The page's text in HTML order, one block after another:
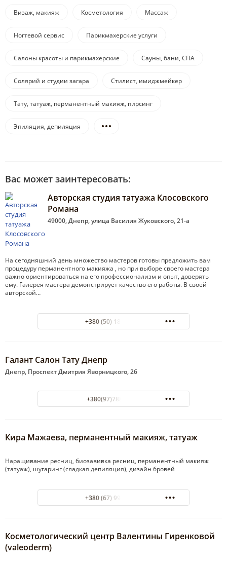
Визаж, макияж Косметология Массаж
Ногтевой сервис Парикмахерские услуги
Салоны красоты и парикмахерские Сауны, бани, СПА
Солярий и студии загара Стилист, имиджмейкер
Тату, татуаж, перманентный макияж, пирсинг
Эпиляция, депиляция
Вас может заинтересовать:
Авторская студия татуажа Клосовского
Романа
49000, Днепр, улица Василия Жуковского, 21-а
На сегодняшний день множество мастеров готовы предложить вам
процедуру перманентного макияжа , но при выборе своего мастера
важно ориентироваться на его профессионализм и опыт, доверять
ему. Галерея мастера демонстрирует качество его работы. В своей
авторской…
+380 (50) 182-63-93
Галант Салон Тату Днепр
Днепр, Проспект Дмитрия Яворницкого, 26
+380(97)788-45-66
Кира Мажаева, перманентный макияж, татуаж
Наращивание ресниц, биозавивка ресниц, перманентный макияж
(татуаж), шугаринг (сладкая депиляция), дизайн бровей
+380 (67) 994-02-49
Косметологический центр Валентины Гиренковой
(valeoderm)